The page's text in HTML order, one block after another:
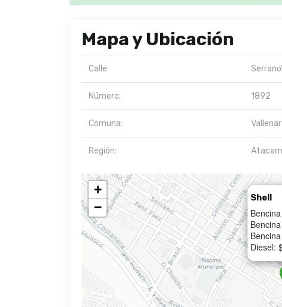
Mapa y Ubicación
Calle:
Número: 1892
Comuna: Vallenar
Región:
Shell
Diesel:
+
−